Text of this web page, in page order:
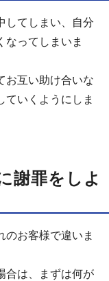
してしまい、自分
なってしまいま
お互い助け合いな
ていくようにしま
謝罪をしよ
のお客様で違いま
合は、まずは何が